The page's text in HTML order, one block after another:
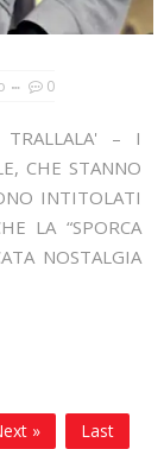
0
– I
CHE STANNO
INTITOLATI
LA “SPORCA
NOSTALGIA
» Last